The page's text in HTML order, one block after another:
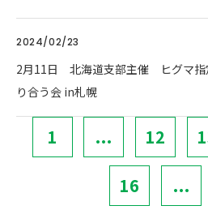
2024/02/23
2月11日 北海道支部主催 ヒグマ指
り合う会 in札幌
1 ... 12
16 ...